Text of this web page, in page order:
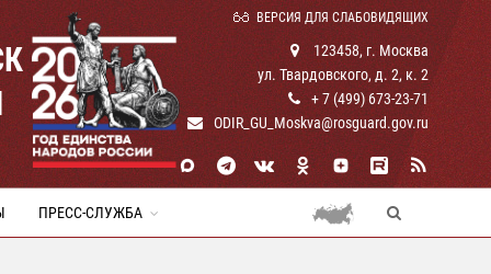
ВЕРСИЯ ДЛЯ СЛАБОВИДЯЩИХ
123458, г. Москва
ул. Твардовского, д. 2, к. 2
+ 7 (499) 673-23-71
ODIR_GU_Moskva@rosguard.gov.ru
ПРЕСС-СЛУЖБА